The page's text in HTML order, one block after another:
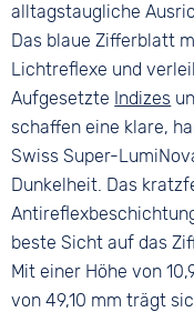
alltagstaugliche
Das blaue Zifferblatt
Lichtreflexe und
Aufgesetzte Indizes
schaffen eine klare,
Swiss Super-
Dunkelheit. Das
beste Sicht auf das
Mit einer Höhe von
von 49,10 mm trägt